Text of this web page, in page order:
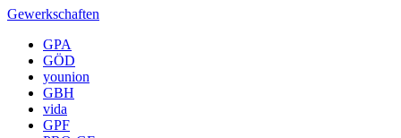
Gewerkschaften
GPA
GÖD
younion
GBH
vida
GPF